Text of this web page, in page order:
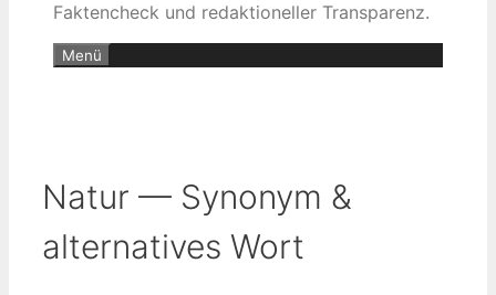
Faktencheck und redaktioneller Transparenz.
Menü
Natur — Synonym &
alternatives Wort